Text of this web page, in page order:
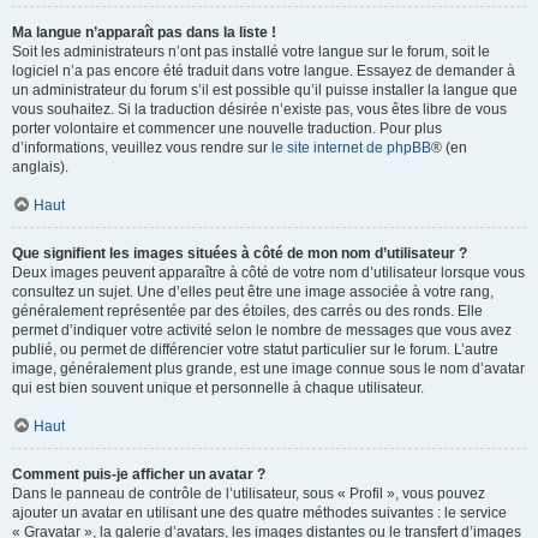
Ma langue n’apparaît pas dans la liste !
Soit les administrateurs n’ont pas installé votre langue sur le forum, soit le
logiciel n’a pas encore été traduit dans votre langue. Essayez de demander à
un administrateur du forum s’il est possible qu’il puisse installer la langue que
vous souhaitez. Si la traduction désirée n’existe pas, vous êtes libre de vous
porter volontaire et commencer une nouvelle traduction. Pour plus
d’informations, veuillez vous rendre sur le site internet de phpBB® (en
anglais).
Haut
Que signifient les images situées à côté de mon nom d’utilisateur ?
Deux images peuvent apparaître à côté de votre nom d’utilisateur lorsque vous
consultez un sujet. Une d’elles peut être une image associée à votre rang,
généralement représentée par des étoiles, des carrés ou des ronds. Elle
permet d’indiquer votre activité selon le nombre de messages que vous avez
publié, ou permet de différencier votre statut particulier sur le forum. L’autre
image, généralement plus grande, est une image connue sous le nom d’avatar
qui est bien souvent unique et personnelle à chaque utilisateur.
Haut
Comment puis-je afficher un avatar ?
Dans le panneau de contrôle de l’utilisateur, sous « Profil », vous pouvez
ajouter un avatar en utilisant une des quatre méthodes suivantes : le service
« Gravatar », la galerie d’avatars, les images distantes ou le transfert d’images